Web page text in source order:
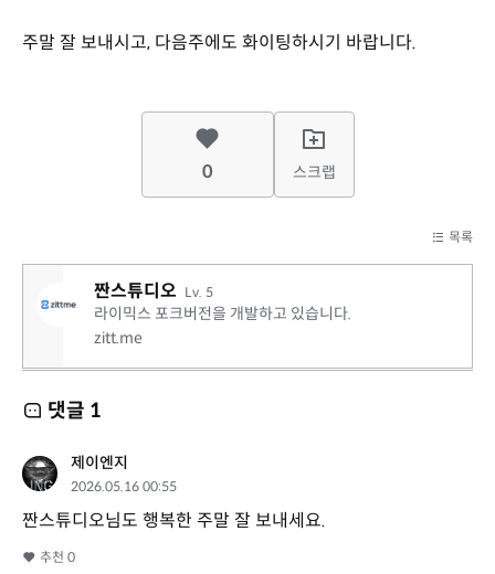
주말 잘 보내시고, 다음주에도 화이팅하시기 바랍니다.
0 스크랩
목록
짠스튜디오 Lv. 5
라이믹스 포크버전을 개발하고 있습니다.
zitt.me
댓글 1
제이엔지
2026.05.16 00:55
짠스튜디오님도 행복한 주말 잘 보내세요.
추천 0